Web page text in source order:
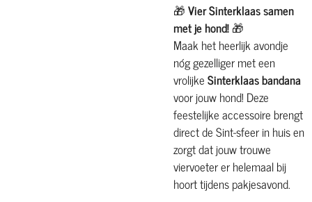
🎁Vier Sinterklaas samen
met je hond!🎁
Maak het heerlijk avondje
nóg gezelliger met een
vrolijkeSinterklaas bandana
voor jouw hond! Deze
feestelijke accessoire brengt
direct de Sint-sfeer in huis en
zorgt dat jouw trouwe
viervoeter er helemaal bij
hoort tijdens pakjesavond.